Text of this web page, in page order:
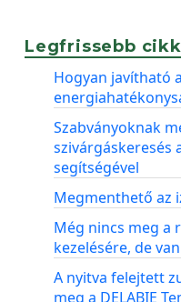
Legfrissebb
Hogyan javítható
Szabványoknak
szivárgáskeresés
segítségével
Megmenthető az
Még nincs meg a
kezelésére, de
A nyitva felejtett
meg a DELABIE